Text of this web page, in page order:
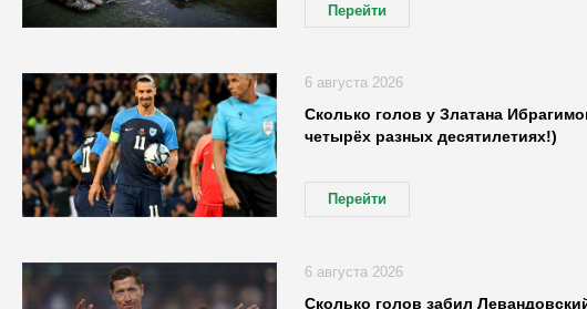
Перейти
Сколько голов у Златана
четырёх разных десятилетиях!)
Перейти
6 августа 2026
Сколько голов забил
6 августа 2026